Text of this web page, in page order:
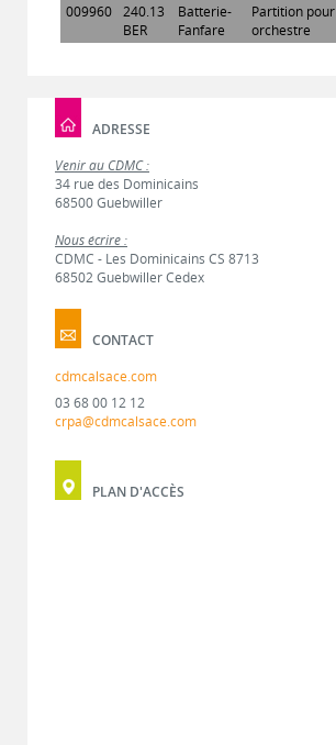
009960 240.13
BER
Batterie-
Fanfare
Partition pour
orchestre
ADRESSE
Venir au CDMC :
34 rue des Dominicains
68500 Guebwiller
Nous écrire :
CDMC - Les Dominicains CS 8713
68502 Guebwiller Cedex
CONTACT
cdmcalsace.com
03 68 00 12 12
crpa@cdmcalsace.com
PLAN D'ACCÈS